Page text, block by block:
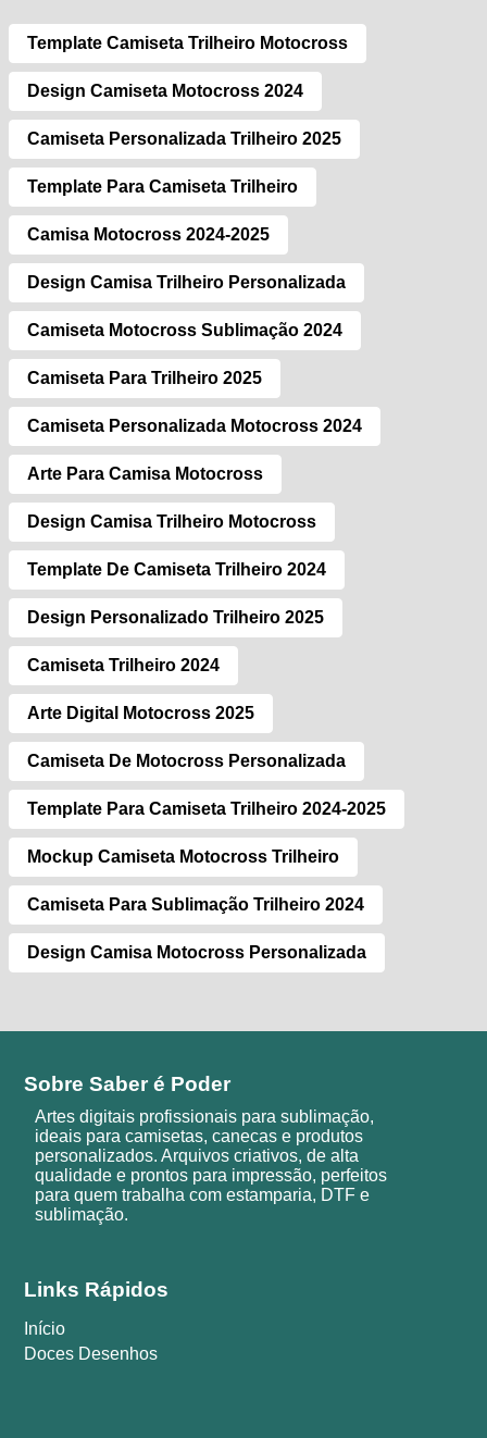
Template Camiseta Trilheiro Motocross
Design Camiseta Motocross 2024
Camiseta Personalizada Trilheiro 2025
Template Para Camiseta Trilheiro
Camisa Motocross 2024-2025
Design Camisa Trilheiro Personalizada
Camiseta Motocross Sublimação 2024
Camiseta Para Trilheiro 2025
Camiseta Personalizada Motocross 2024
Arte Para Camisa Motocross
Design Camisa Trilheiro Motocross
Template De Camiseta Trilheiro 2024
Design Personalizado Trilheiro 2025
Camiseta Trilheiro 2024
Arte Digital Motocross 2025
Camiseta De Motocross Personalizada
Template Para Camiseta Trilheiro 2024-2025
Mockup Camiseta Motocross Trilheiro
Camiseta Para Sublimação Trilheiro 2024
Design Camisa Motocross Personalizada
Sobre Saber é Poder
Artes digitais profissionais para sublimação,
ideais para camisetas, canecas e produtos
personalizados. Arquivos criativos, de alta
qualidade e prontos para impressão, perfeitos
para quem trabalha com estamparia, DTF e
sublimação.
Links Rápidos
Início
Doces Desenhos